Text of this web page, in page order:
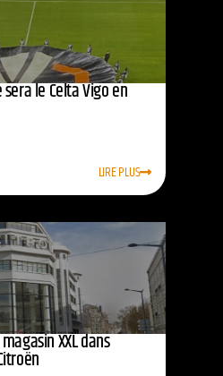
le Celta Vigo en
LIRE PLUS
XXL dans